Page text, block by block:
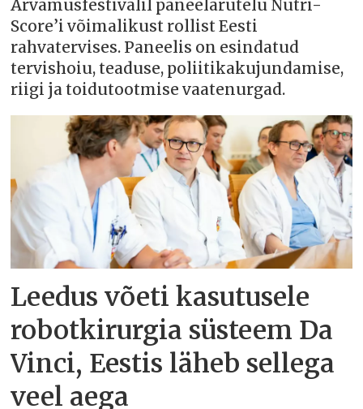
Arvamusfestivalil paneelarutelu Nutri-
Score’i võimalikust rollist Eesti
rahvatervises. Paneelis on esindatud
tervishoiu, teaduse, poliitikakujundamise,
riigi ja toidutootmise vaatenurgad.
Leedus võeti kasutusele
robotkirurgia süsteem Da
Vinci, Eestis läheb sellega
veel aega